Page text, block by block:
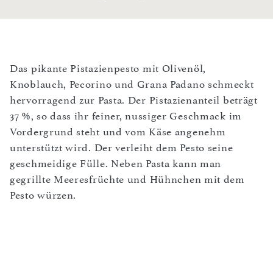
Das pikante Pistazienpesto mit Olivenöl,
Knoblauch, Pecorino und Grana Padano schmeckt
hervorragend zur Pasta. Der Pistazienanteil beträgt
37 %, so dass ihr feiner, nussiger Geschmack im
Vordergrund steht und vom Käse angenehm
unterstützt wird. Der verleiht dem Pesto seine
geschmeidige Fülle. Neben Pasta kann man
gegrillte Meeresfrüchte und Hühnchen mit dem
Pesto würzen.